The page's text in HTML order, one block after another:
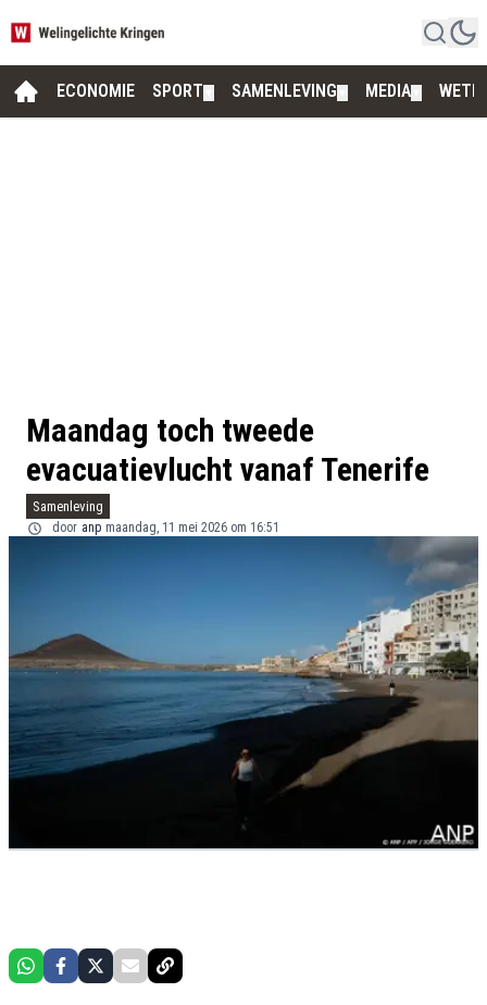
ECONOMIE SPORT SAMENLEVING MEDIA
Maandag toch tweede
evacuatievlucht vanaf Tenerife
Samenleving
door anp maandag, 11 mei 2026 om 16:51